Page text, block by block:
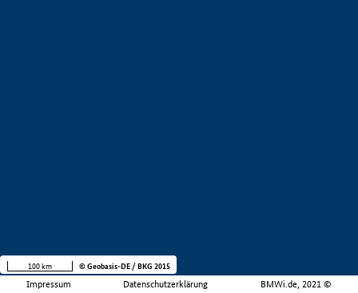
Impressum Datenschutzerklärung BMWi.de, 2021 ©
100 km © Geobasis-DE / BKG 2015